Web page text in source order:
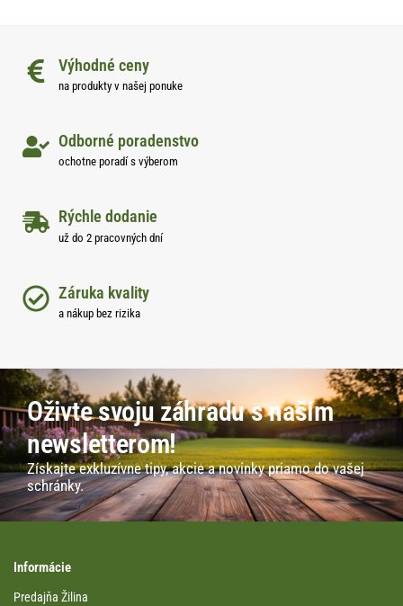
Výhodné ceny
na produkty v našej ponuke
Odborné poradenstvo
ochotne poradí s výberom
Rýchle dodanie
už do 2 pracovných dní
Záruka kvality
a nákup bez rizika
Oživte svoju záhradu s naším
newsletterom!
Získajte exkluzívne tipy, akcie a novinky priamo do vašej
schránky.
Informácie
Predajňa Žilina